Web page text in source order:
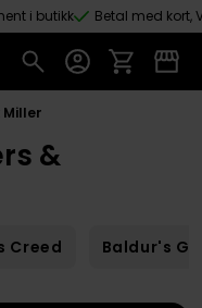
i butikk Betal med kort,
Miller
&
Creed Baldur's